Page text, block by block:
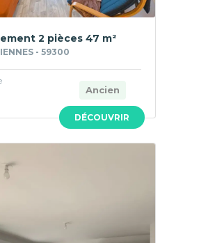
DÉCOUVRIR
2 pièces 47 m²
- 59300
Ancien